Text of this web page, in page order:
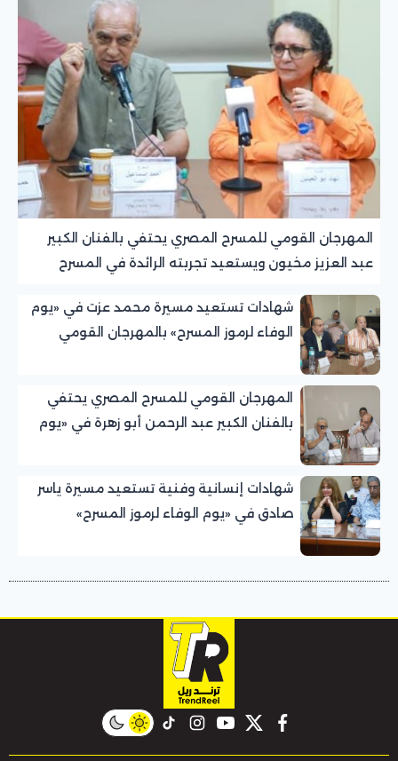
المهرجان القومي للمسرح المصري يحتفي بالفنان الكبير
عبد العزيز مخيون ويستعيد تجربته الرائدة في المسرح
شهادات تستعيد مسيرة محمد عزت في «يوم
الوفاء لرموز المسرح» بالمهرجان القومي
المهرجان القومي للمسرح المصري يحتفي
بالفنان الكبير عبد الرحمن أبو زهرة في «يوم
شهادات إنسانية وفنية تستعيد مسيرة ياسر
صادق في «يوم الوفاء لرموز المسرح»
facebook
twitter
youtube
instagram
tiktok